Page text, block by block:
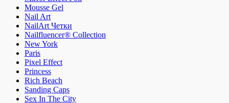
Mousse Gel
Nail Art
NailArt Четки
Nailfluencer® Collection
New York
Paris
Pixel Effect
Princess
Rich Beach
Sanding Caps
Sex In The City